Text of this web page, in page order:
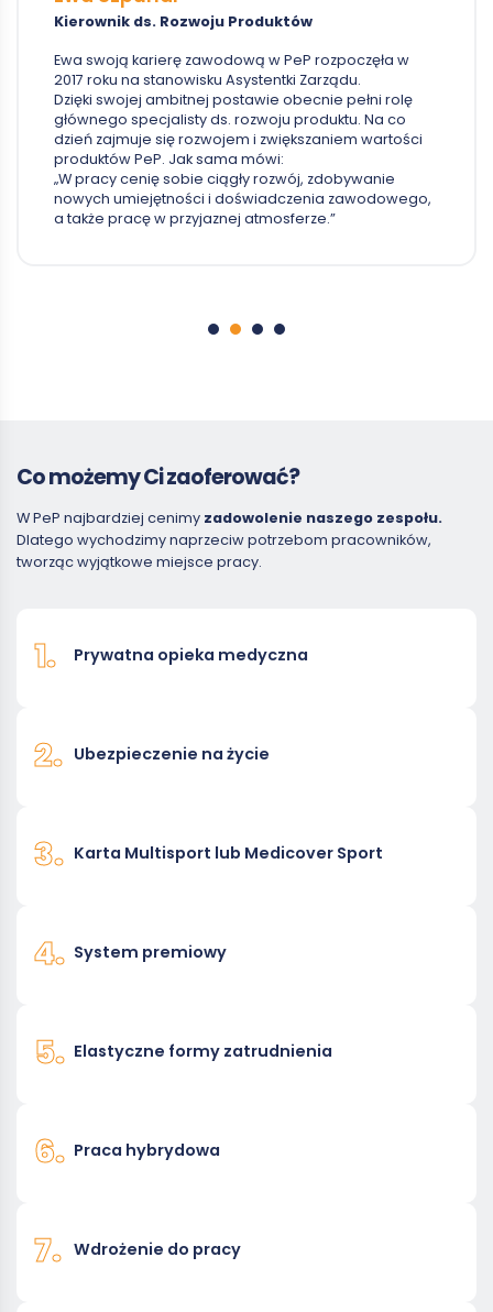
Kierownik ds. Rozwoju Produktów
Ewa swoją karierę zawodową w PeP rozpoczęła w
2017 roku na stanowisku Asystentki Zarządu.
Dzięki swojej ambitnej postawie obecnie pełni rolę
głównego specjalisty ds. rozwoju produktu. Na co
dzień zajmuje się rozwojem i zwiększaniem wartości
produktów PeP. Jak sama mówi:
„W pracy cenię sobie ciągły rozwój, zdobywanie
nowych umiejętności i doświadczenia zawodowego,
a także pracę w przyjaznej atmosferze.”
Co możemy Ci zaoferować?
W PeP najbardziej cenimy zadowolenie naszego zespołu.
Dlatego wychodzimy naprzeciw potrzebom pracowników,
tworząc wyjątkowe miejsce pracy.
1. Prywatna opieka medyczna
2. Ubezpieczenie na życie
3. Karta Multisport lub Medicover Sport
4. System premiowy
5. Elastyczne formy zatrudnienia
6. Praca hybrydowa
7. Wdrożenie do pracy